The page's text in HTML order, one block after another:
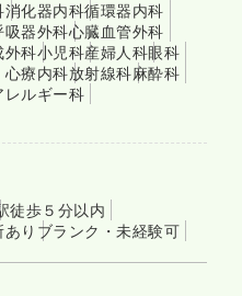
消化器内科循環器内科
吸器外科心臓血管外科
外科小児科産婦人科眼科
心療内科放射線科麻酔科
レルギー科
徒歩５分以内
り ブランク・未経験可